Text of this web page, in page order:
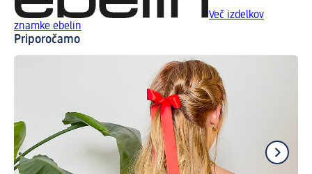
Več izdelkov
znamke ebelin
Priporočamo